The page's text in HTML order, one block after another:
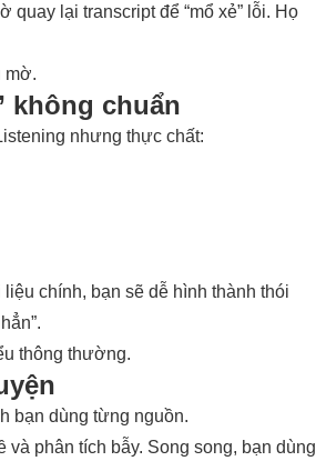
lại transcript để “mổ xẻ” lỗi. Họ
mờ.
không chuẩn
nhưng thực chất:
chính, bạn sẽ dễ hình thành thói
thông thường.
bạn dùng từng nguồn.
và phân tích bẫy. Song song, bạn dùng